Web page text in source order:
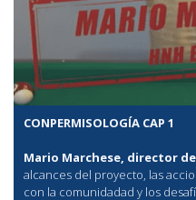
CONPERMISOLOGÍA CAP 1
Mario Marchese, director de
alcances del proyecto, las
con la comunidadad y los